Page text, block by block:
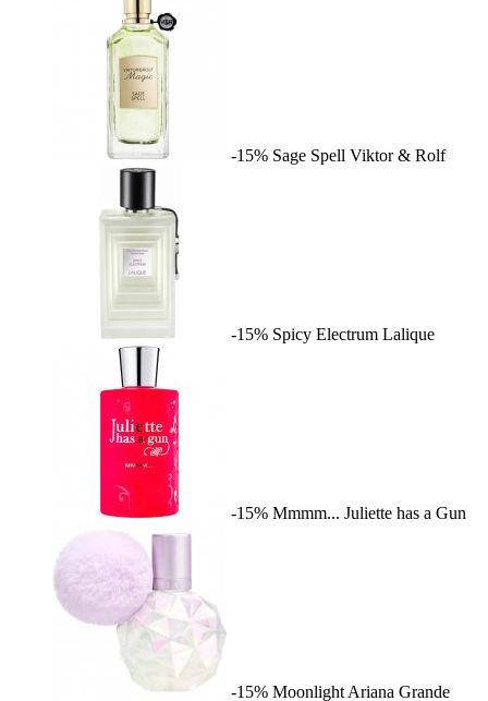
-15% Sage Spell Viktor & Rolf
-15% Spicy Electrum Lalique
-15% Mmmm... Juliette has a Gun
-15% Moonlight Ariana Grande